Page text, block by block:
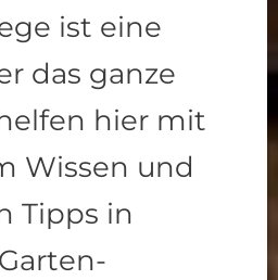
ist eine
das ganze
hier mit
Wissen und
Tipps in